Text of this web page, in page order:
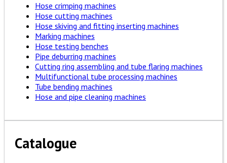
Hose crimping machines
Hose cutting machines
Hose skiving and fitting inserting machines
Marking machines
Hose testing benches
Pipe deburring machines
Cutting ring assembling and tube flaring machines
Multifunctional tube processing machines
Tube bending machines
Hose and pipe cleaning machines
Catalogue